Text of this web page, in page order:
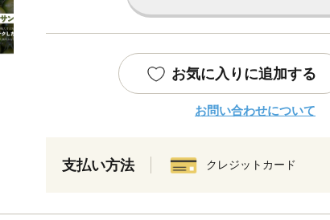
お気に入りに追加する
お問い合わせについて
支払い方法 クレジットカード